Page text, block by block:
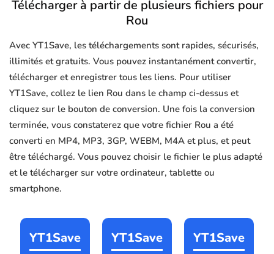
Télécharger à partir de plusieurs fichiers pour
Rou
Avec YT1Save, les téléchargements sont rapides, sécurisés,
illimités et gratuits. Vous pouvez instantanément convertir,
télécharger et enregistrer tous les liens. Pour utiliser
YT1Save, collez le lien Rou dans le champ ci-dessus et
cliquez sur le bouton de conversion. Une fois la conversion
terminée, vous constaterez que votre fichier Rou a été
converti en MP4, MP3, 3GP, WEBM, M4A et plus, et peut
être téléchargé. Vous pouvez choisir le fichier le plus adapté
et le télécharger sur votre ordinateur, tablette ou
smartphone.
YT1Save YT1Save YT1Save